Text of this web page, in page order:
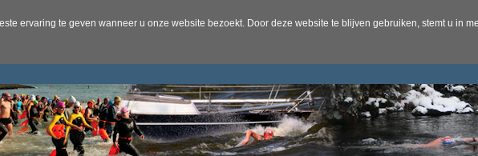
ervaring te geven wanneer u onze website bezoekt. Door deze website te blijven gebruiken, stemt u in